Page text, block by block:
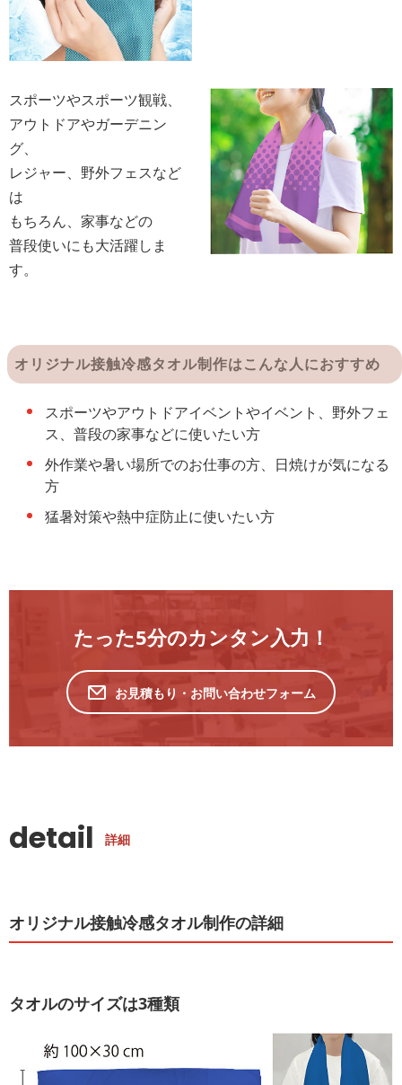
スポーツやスポーツ観戦、
アウトドアやガーデニン
グ、
レジャー、野外フェスなど
は
もちろん、家事などの
普段使いにも大活躍しま
す。
オリジナル接触冷感タオル制作はこんな人におすすめ
スポーツやアウトドアイベントやイベント、野外フェ
ス、普段の家事などに使いたい方
外作業や暑い場所でのお仕事の方、日焼けが気になる
方
猛暑対策や熱中症防止に使いたい方
たった5分のカンタン入力！
お見積もり・お問い合わせフォーム
detail 詳細
オリジナル接触冷感タオル制作の詳細
タオルのサイズは3種類